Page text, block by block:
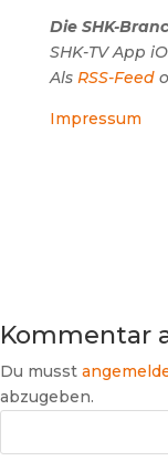
Die SHK-
SHK-TV App
Als RSS-Feed
Impressum
Kommentar
Du musst
abzugeben.